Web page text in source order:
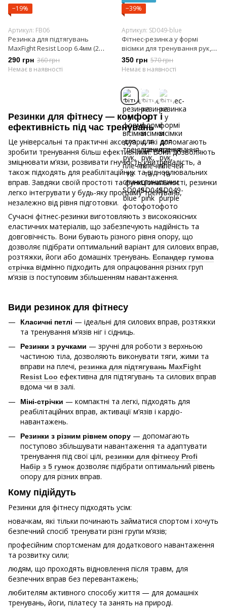
−19%
Артикул: FB06
Резинка для підтягувань
MaxFight Resist Loop 6.4мм (2 -
4.5 кг)
290 грн 360 грн
Немає в наявності
−39%
Артикул: SD049-blue
Фітнес-резинка у формі
вісімки для тренування рук,
плечей та спини
350 грн 570 грн
Немає в наявності
Резинки для фітнесу — комфорт і
ефективність під час тренувань
Це універсальні та практичні аксесуари, які допомагають
зробити тренування більш ефективними. Вони дозволяють
зміцнювати м’язи, розвивати гнучкість і витривалість, а
також підходять для реабілітаційних та відновлювальних
вправ. Завдяки своїй простоті та функціональності, резинки
легко інтегрувати у будь-яку програму тренувань,
незалежно від рівня підготовки.
Сучасні фітнес-резинки виготовляють з високоякісних
еластичних матеріалів, що забезпечують надійність та
довговічність. Вони бувають різного рівня опору, що
дозволяє підібрати оптимальний варіант для силових вправ,
розтяжки, йоги або домашніх тренувань. Еспандер гумова
стрічка відмінно підходить для опрацювання різних груп
м’язів із поступовим збільшенням навантаження.
Види резинок для фітнесу
Класичні петлі — ідеальні для силових вправ, розтяжки
та тренування м’язів ніг і сідниць.
Резинки з ручками — зручні для роботи з верхньою
частиною тіла, дозволяють виконувати тяги, жими та
вправи на плечі, резинка для підтягувань MaxFight
Resist Loo ефективна для підтягувань та силових вправ
вдома чи в залі.
Міні-стрічки — компактні та легкі, підходять для
реабілітаційних вправ, активації м’язів і кардіо-
навантажень.
Резинки з різним рівнем опору — допомагають
поступово збільшувати навантаження та адаптувати
тренування під свої цілі, резинки для фітнесу Profi
Набір з 5 гумок дозволяє підібрати оптимальний рівень
опору для різних вправ.
Кому підійдуть
Резинки для фітнесу підходять усім:
новачкам, які тільки починають займатися спортом і хочуть
безпечний спосіб тренувати різні групи м’язів;
професійним спортсменам для додаткового навантаження
та розвитку сили;
людям, що проходять відновлення після травм, для
безпечних вправ без перевантажень;
любителям активного способу життя — для домашніх
тренувань, йоги, пілатесу та занять на природі.